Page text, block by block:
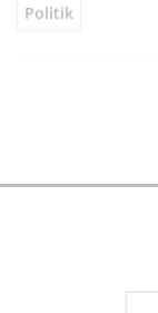
Politik